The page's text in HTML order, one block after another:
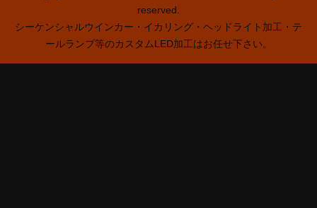
reserved.
シーケンシャルウインカー・イカリング・ヘッドライト加工・テ
ールランプ等のカスタムLED加工はお任せ下さい。